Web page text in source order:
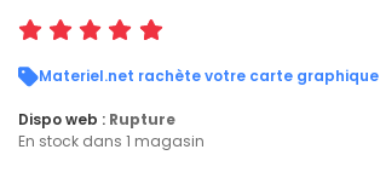
Materiel.net rachète votre carte graphique
Dispo web : Rupture
En stock dans 1 magasin